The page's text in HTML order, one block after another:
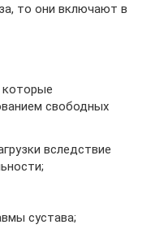
то они включают в
свободных
вследствие
сустава;